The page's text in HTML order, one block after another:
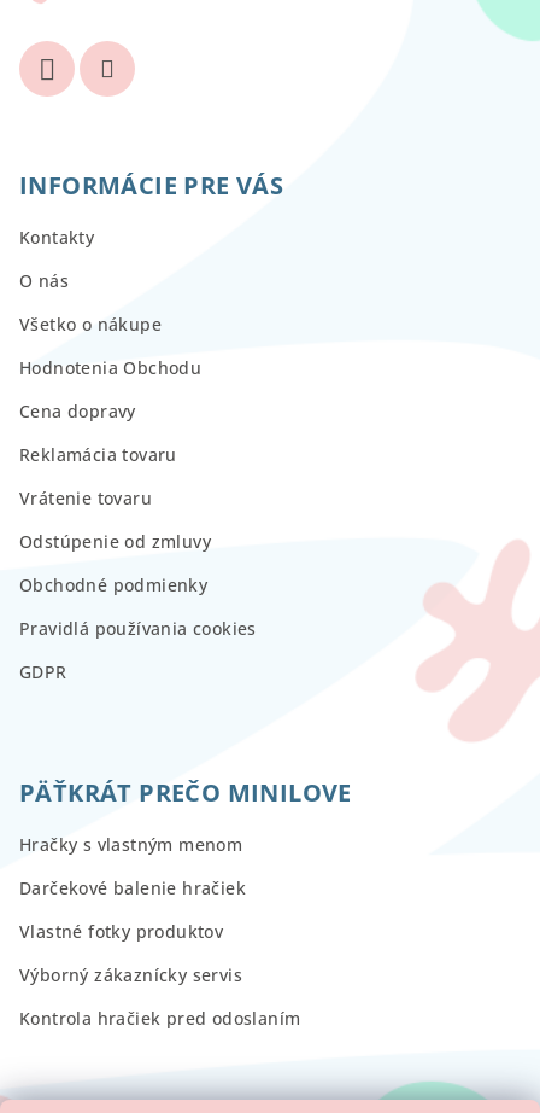
INFORMÁCIE PRE VÁS
Kontakty
O nás
Všetko o nákupe
Hodnotenia Obchodu
Cena dopravy
Reklamácia tovaru
Vrátenie tovaru
Odstúpenie od zmluvy
Obchodné podmienky
Pravidlá používania cookies
GDPR
PÄŤKRÁT PREČO MINILOVE
Hračky s vlastným menom
Darčekové balenie hračiek
Vlastné fotky produktov
Výborný zákaznícky servis
Kontrola hračiek pred odoslaním